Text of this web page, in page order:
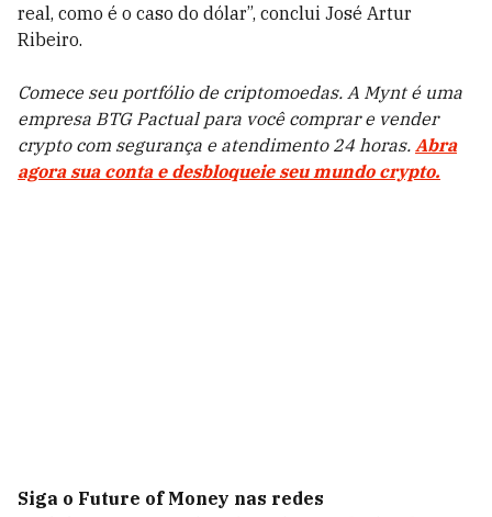
real, como é o caso do dólar”, conclui José Artur
Ribeiro.
Comece seu portfólio de criptomoedas. A Mynt é uma
empresa BTG Pactual para você comprar e vender
crypto com segurança e atendimento 24 horas. Abra
agora sua conta e desbloqueie seu mundo crypto.
Siga o Future of Money nas redes